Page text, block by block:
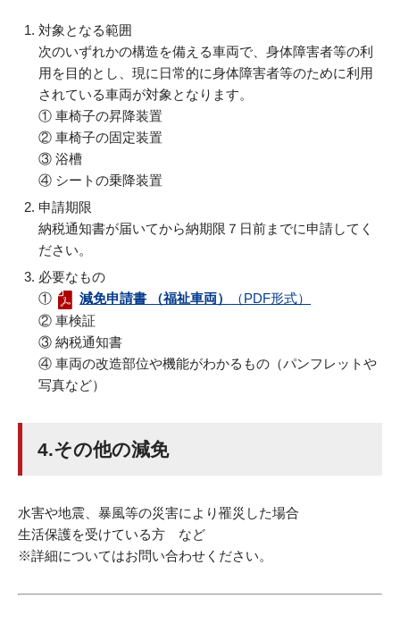
対象となる範囲
次のいずれかの構造を備える車両で、身体障害者等の利
用を目的とし、現に日常的に身体障害者等のために利用
されている車両が対象となります。
① 車椅子の昇降装置
② 車椅子の固定装置
③ 浴槽
④ シートの乗降装置
申請期限
納税通知書が届いてから納期限７日前までに申請してく
ださい。
必要なもの
①
減免申請書 （福祉車両）
（PDF形式）
② 車検証
③ 納税通知書
④ 車両の改造部位や機能がわかるもの（パンフレットや
写真など）
4.その他の減免
水害や地震、暴風等の災害により罹災した場合
生活保護を受けている方 など
※詳細についてはお問い合わせください。